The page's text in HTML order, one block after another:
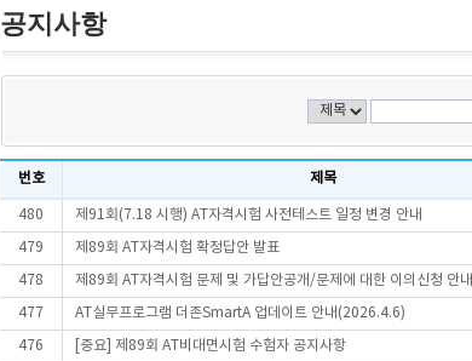
공지사항
번호 제목
480 제91회(7.18 시행) AT자격시험 사전테스트 일정 변경 안내
479 제89회 AT자격시험 확정답안 발표
478 제89회 AT자격시험 문제 및 가답안공개/문제에 대한 이의신청 안내
477 AT실무프로그램 더존SmartA 업데이트 안내(2026.4.6)
476 [중요] 제89회 AT비대면시험 수험자 공지사항